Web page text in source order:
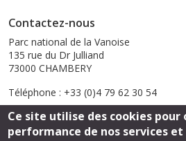
Contactez-nous
Parc national de la Vanoise
135 rue du Dr Julliand
73000 CHAMBERY
Téléphone : +33 (0)4 79 62 30 54
Envoyer un email
Ce site utilise des cookies
performance de nos services